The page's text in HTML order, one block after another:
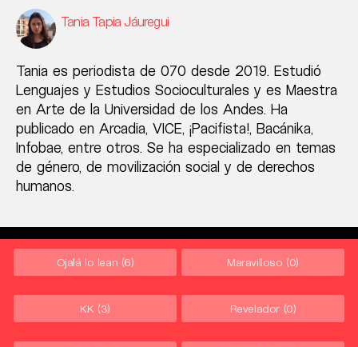
Tania Tapia Jáuregui
Tania es periodista de 070 desde 2019. Estudió
Lenguajes y Estudios Socioculturales y es Maestra
en Arte de la Universidad de los Andes. Ha
publicado en Arcadia, VICE, ¡Pacifista!, Bacánika,
Infobae, entre otros. Se ha especializado en temas
de género, de movilización social y de derechos
humanos.
Ojalá lo lean (6) Maravilloso (0)
KK (3) Revelador (0)